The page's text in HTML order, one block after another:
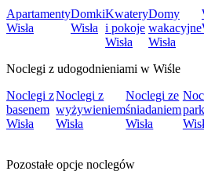
Apartamenty
Wisła
Domki
Wisła
Kwatery
i pokoje
Wisła
Domy
wakacyjne
Wisła
Noclegi z udogodnieniami w Wiśle
Noclegi z
basenem
Wisła
Noclegi z
wyżywieniem
Wisła
Noclegi ze
śniadaniem
Wisła
Pozostałe opcje noclegów